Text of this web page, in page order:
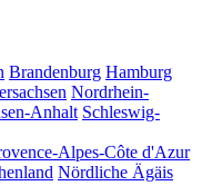
Brandenburg Hamburg
Nordrhein-
Anhalt Schleswig-
Alpes-Côte d'Azur
Nördliche Ägäis